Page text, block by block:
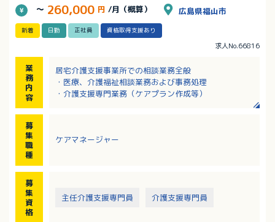
～ 260,000 円 /月（概算） 広島県福山市
新着 日勤 正社員 資格取得支援あり
求人No.66816
業
務
内
容
居宅介護支援事業所での相談業務全般
・医療、介護福祉相談業務および事務処理
・介護支援専門業務（ケアプラン作成等）
募
集
職
種
ケアマネージャー
募
集
資
格
主任介護支援専門員 介護支援専門員